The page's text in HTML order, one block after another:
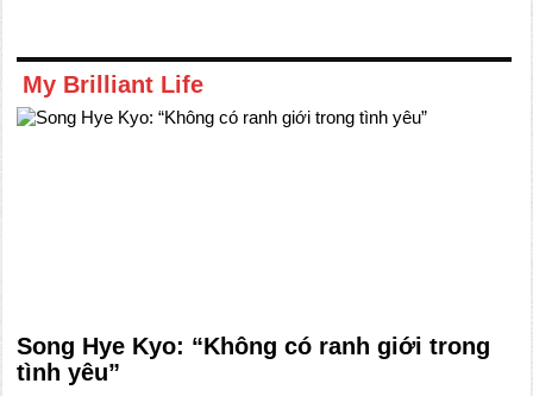
My Brilliant Life
Song Hye Kyo: “Không có ranh giới trong
tình yêu”